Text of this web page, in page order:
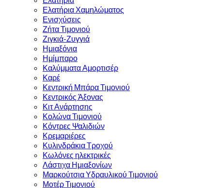
Ελατήρια Χαμηλώματος
Ενισχύσεις
Ζήτα Τιμονιού
Ζιγκιά-Ζυγγιά
Ημιαξόνια
Ημίμπαρο
Καλύμματα Αμορτισέρ
Καρέ
Κεντρική Μπάρα Τιμονιού
Κεντρικός Άξονας
Κιτ Ανάρτησης
Κολώνα Τιμονιού
Κόντρες Ψαλιδιών
Κρεμαριέρες
Κυλινδράκια Τροχού
Κωλόνες ηλεκτρικές
Λάστιχα Ημιαξονίων
Μαρκούτσια Υδραυλικού Τιμονιού
Μοτέρ Τιμονιού